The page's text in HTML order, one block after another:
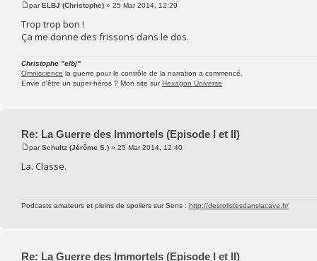
parELBJ (Christophe) » 25 Mar 2014, 12:29
Trop trop bon !
Ça me donne des frissons dans le dos.
Christophe "elbj"
Omniscience la guerre pour le contrôle de la narration a commencé.
Envie d'être un super-héros ? Mon site surHexagon Universe
Re: La Guerre des Immortels (Episode I et II)
parSchultz (Jérôme S.) » 25 Mar 2014, 12:40
La. Classe.
Podcasts amateurs et pleins de spoilers sur Sens : http://desrolistesdanslacave.fr/
Re: La Guerre des Immortels (Episode I et II)